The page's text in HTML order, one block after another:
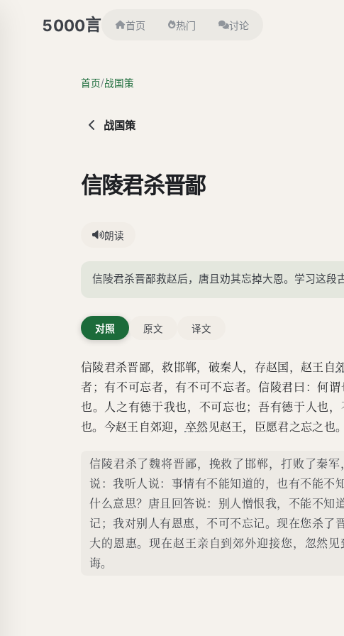
5000言 首页 热门 讨论
首页/战国策
战国策
信陵君杀晋鄙
朗读
信陵君杀晋鄙救赵后，唐且劝其忘掉大恩。学习这段
对照 原文 译文
信陵君杀晋鄙，救邯郸，破秦人，存赵国，赵王自
者；有不可忘者，有不可不忘者。信陵君曰：何
也。人之有德于我也，不可忘也；吾有德于人也
也。今赵王自郊迎， 卒然见赵王，臣愿君之忘之也
信陵君杀了魏将晋鄙，挽救了邯郸，打败了秦
说：我听人说：事情有不能知道的，也有不能不
什么意思？唐且回答说：别人憎恨我，不能不知
记；我对别人有恩惠，不可不忘记。现在您杀了
大的恩惠。现在赵王亲自到郊外迎接您，忽然
诲。